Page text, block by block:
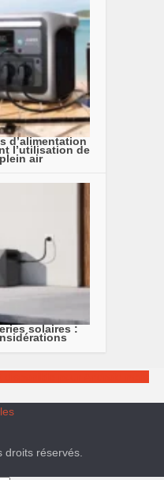
d’alimentation
l’utilisation de
air
solaires :
réservés.